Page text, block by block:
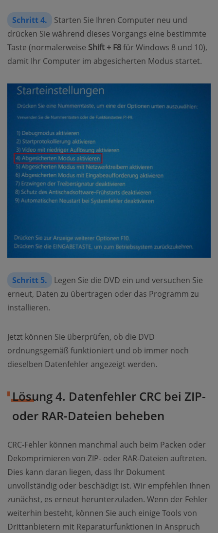
Schritt 4.
Starten Sie Ihren Computer neu und
drücken Sie während dieses Vorgangs eine bestimmte
Taste (normalerweise Shift + F8für Windows 8 und 10),
damit Ihr Computer im abgesicherten Modus startet.
Schritt 5.
Legen Sie die DVD ein und versuchen Sie
erneut, Daten zu übertragen oder das Programm zu
installieren.
Jetzt können Sie überprüfen, ob die DVD
ordnungsgemäß funktioniert und ob immer noch
dieselben Datenfehler angezeigt werden.
Lösung 4. Datenfehler CRC bei ZIP-
oder RAR-Dateien beheben
CRC-Fehler können manchmal auch beim Packen oder
Dekomprimieren von ZIP- oder RAR-Dateien auftreten.
Dies kann daran liegen, dass Ihr Dokument
unvollständig oder beschädigt ist. Wir empfehlen Ihnen
zunächst, es erneut herunterzuladen. Wenn der Fehler
weiterhin besteht, können Sie auch einige Tools von
Drittanbietern mit Reparaturfunktionen in Anspruch